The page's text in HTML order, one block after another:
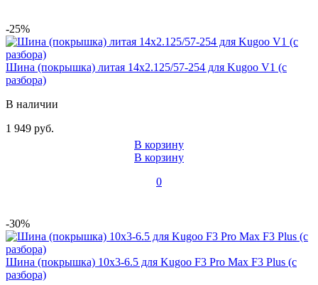
-25%
Шина (покрышка) литая 14x2.125/57-254 для Kugoo V1 (с
разбора)
В наличии
1 949 руб.
В корзину
В корзину
0
-30%
Шина (покрышка) 10x3-6.5 для Kugoo F3 Pro Max F3 Plus (с
разбора)